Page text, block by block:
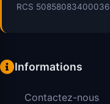
RCS 50858083400036
Informations
Contactez-nous